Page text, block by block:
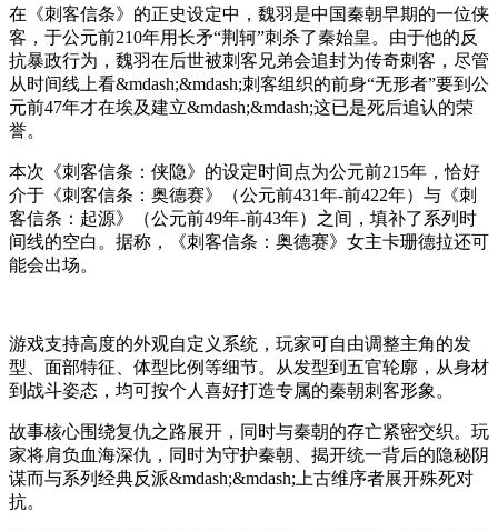
在《刺客信条》的正史设定中，魏羽是中国秦朝早期的一位侠
客，于公元前210年用长矛“荆轲”刺杀了秦始皇。由于他的反
抗暴政行为，魏羽在后世被刺客兄弟会追封为传奇刺客，尽管
从时间线上看&mdash;&mdash;刺客组织的前身“无形者”要到公
元前47年才在埃及建立&mdash;&mdash;这已是死后追认的荣
誉。
本次《刺客信条：侠隐》的设定时间点为公元前215年，恰好
介于《刺客信条：奥德赛》（公元前431年-前422年）与《刺
客信条：起源》（公元前49年-前43年）之间，填补了系列时
间线的空白。据称，《刺客信条：奥德赛》女主卡珊德拉还可
能会出场。
游戏支持高度的外观自定义系统，玩家可自由调整主角的发
型、面部特征、体型比例等细节。从发型到五官轮廓，从身材
到战斗姿态，均可按个人喜好打造专属的秦朝刺客形象。
故事核心围绕复仇之路展开，同时与秦朝的存亡紧密交织。玩
家将肩负血海深仇，同时为守护秦朝、揭开统一背后的隐秘阴
谋而与系列经典反派&mdash;&mdash;上古维序者展开殊死对
抗。